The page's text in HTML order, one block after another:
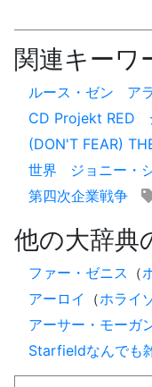
関連キーワ
ルース・ゼン ア
CD Projekt RED
(DON'T FEAR)
世界
ジョニー・
第四次企業戦争
他の大辞典
ファー・ゼニス （
アーロイ
（ホライ
アーサー・モーガ
Starfieldなんでも